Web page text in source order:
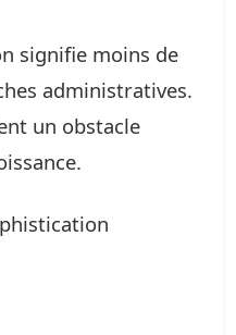
signifie moins de
administratives.
un obstacle